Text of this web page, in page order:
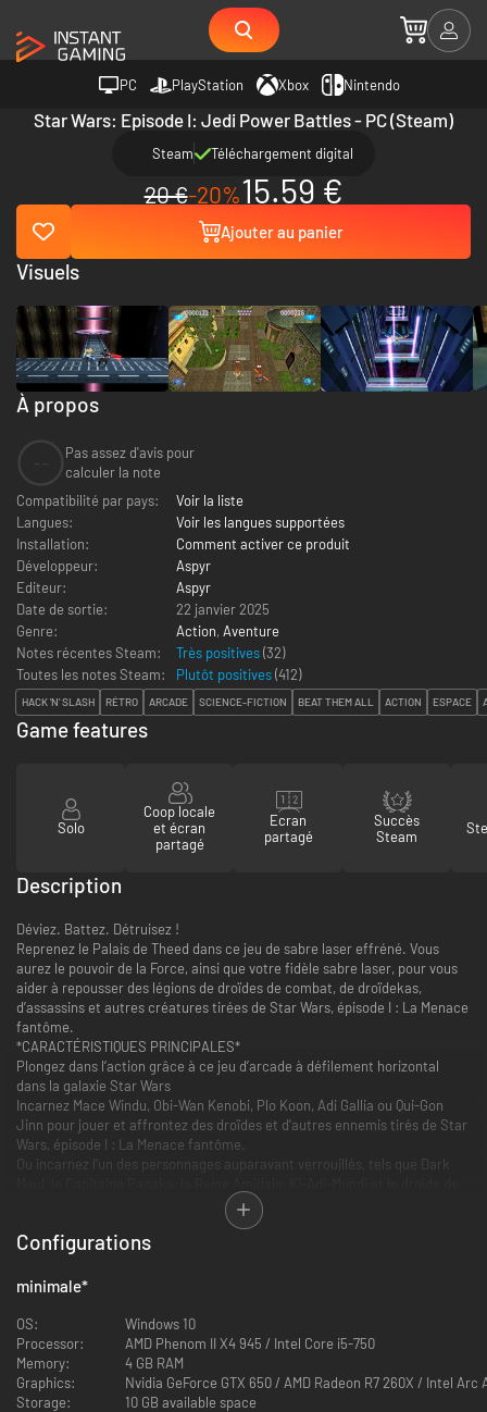
PC PlayStation Xbox Nintendo
Star Wars: Episode I: Jedi Power Battles - PC (Steam)
Steam Téléchargement digital
20 €-20%15.59 €
Ajouter au panier
À propos
Pas assez d'avis pour
calculer la note
Compatibilité par pays:
Voir la liste
Langues:
Voir les langues supportées
Installation:
Comment activer ce produit
Développeur:
Aspyr
Editeur:
Aspyr
Date de sortie:
22 janvier 2025
Genre:
Action, Aventure
Notes récentes Steam:
Très positives(32)
Toutes les notes Steam:
Plutôt positives(412)
HACK 'N' SLASH RÉTRO ARCADE SCIENCE-FICTION BEAT THEM ALL ACTION ESPACE
Visuels
Game features
Solo
Coop locale
et écran
partagé
Ecran
partagé
Succès
Steam
Description
Déviez. Battez. Détruisez !
Reprenez le Palais de Theed dans ce jeu de sabre laser effréné. Vous
aurez le pouvoir de la Force, ainsi que votre fidèle sabre laser, pour vous
aider à repousser des légions de droïdes de combat, de droïdekas,
d’assassins et autres créatures tirées de Star Wars, épisode I : La Menace
fantôme.
*CARACTÉRISTIQUES PRINCIPALES*
Plongez dans l’action grâce à ce jeu d’arcade à défilement horizontal
dans la galaxie Star Wars
Incarnez Mace Windu, Obi-Wan Kenobi, Plo Koon, Adi Gallia ou Qui-Gon
Jinn pour jouer et affrontez des droïdes et d’autres ennemis tirés de Star
Wars, épisode I : La Menace fantôme.
Ou incarnez l’un des personnages auparavant verrouillés, tels que Dark
combat, qui sont maintenant disponibles dès le début !
Jouez en binôme dans le mode coopératif sur canapé classique
Combattez avec quelqu’un à vos côtés dans le mode coopératif sur
que dans les mini-jeux bonus.
Utilisez les schémas de contrôle classiques ou modernes, changez la
couleur de votre sabre laser pour qu’il soit fidèle aux couleurs visibles
dans les films, profitez de nouveaux personnages jouables, tels que
Tusken, utilisez des codes de triche classiques comme le mode grosse
tête et découvrez encore plus de surprises pour le 25e anniversaire de
Configurations
minimale*
OS:
Windows 10
Processor:
AMD Phenom II X4 945 / Intel Core i5-750
Memory:
4 GB RAM
Graphics:
Nvidia GeForce GTX 650 / AMD Radeon R7 260X / Intel Arc
Storage:
10 GB available space